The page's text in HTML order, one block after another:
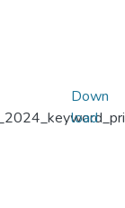
Down
load